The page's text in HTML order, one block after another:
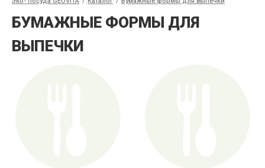
БУМАЖНЫЕ ФОРМЫ ДЛЯ
ВЫПЕЧКИ